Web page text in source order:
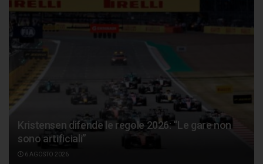
Kristensen difende le regole 2026: “Le gare non
sono artificiali”
6 AGOSTO 2026